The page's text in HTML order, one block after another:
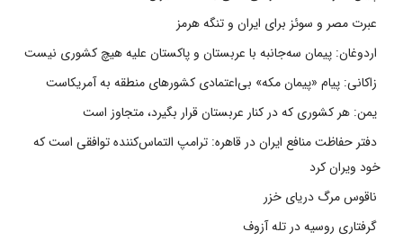
عبرت مصر و سوئز برای ایران و تنگه هرمز
اردوغان: پیمان سه‌جانبه با عربستان و پاکستان علیه هیچ کشوری نیست
زاکانی: پیام «پیمان مکه» بی‌اعتمادی کشورهای منطقه به آمریکاست
یمن: هر کشوری که در کنار عربستان قرار بگیرد، متجاوز است
دفتر حفاظت منافع ایران در قاهره: ترامپ التماس‌کننده توافقی است که
خود ویران کرد
ناقوس مرگ دریای خزر
گرفتاری روسیه در تله آزوف